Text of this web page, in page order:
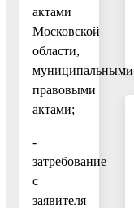
актами
Московской
области,
муниципальными
правовыми
актами;
-
затребование
с
заявителя